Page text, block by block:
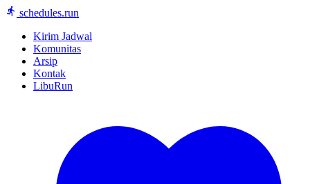
schedules.run
Kirim Jadwal
Komunitas
Arsip
Kontak
LibuRun